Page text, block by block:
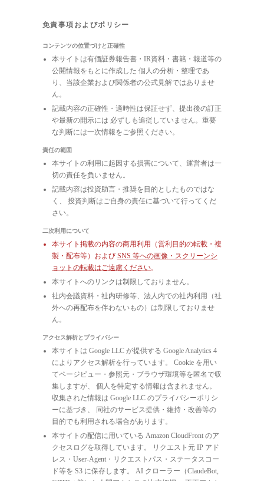
免責事項およびポリシー
コンテンツの位置づけと正確性
本サイトは有価証券報告書・IR資料・書籍・報道等の
公開情報をもとに作成した 個人の分析・整理であ
り、当該企業および関係者の公式見解ではありませ
ん。
記載内容の正確性・適時性は保証せず、提出後の訂正
や最新の開示には 必ずしも追従していません。重要
な判断には一次情報をご参照ください。
責任の範囲
本サイトの利用に起因する損害について、運営者は一
切の責任を負いません。
記載内容は投資助言・推奨を目的としたものではな
く、 投資判断はご自身の責任に基づいて行ってくだ
さい。
二次利用について
本サイト掲載の内容の商用利用（営利目的の転載・複
製・配布等）および SNS 等への画像・スクリーンシ
ョットの転載はご遠慮ください。
本サイトへのリンクは制限しておりません。
社内会議資料・社内研修等、法人内での社内利用（社
外への再配布を伴わないもの）は制限しておりませ
ん。
アクセス解析とプライバシー
本サイトは Google LLC が提供する Google Analytics 4
によりアクセス解析を行っています。 Cookie を用い
てページビュー・参照元・ブラウザ環境等を匿名で収
集しますが、 個人を特定する情報は含まれません。
収集された情報は Google LLC のプライバシーポリシ
ーに基づき、 同社のサービス提供・維持・改善等の
目的でも利用される場合があります。
本サイトの配信に用いている Amazon CloudFront のア
クセスログを取得しています。 リクエスト元 IP アド
レス・User-Agent・リクエストパス・ステータスコー
ド等を S3 に保存します。 AI クローラー（ClaudeBot,